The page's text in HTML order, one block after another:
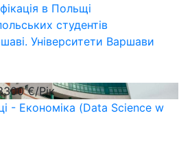
в Польщі
студентів
Університети Варшави
€/Рік
- Економіка (Data Science w